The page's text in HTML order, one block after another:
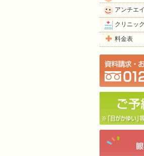
アンチエ
クリニッ
料金表